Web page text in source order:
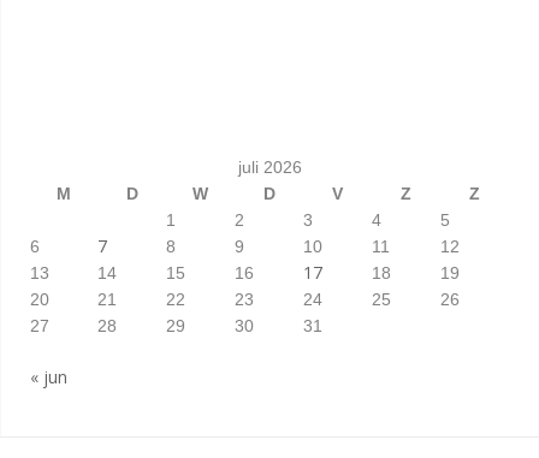
juli 2026
M
D W D V Z
Z
1
2 3 4
5
6
7 8 9 10 11
12
13
14 15 16 17 18
19
20
21 22 23 24 25
26
27
28 29 30 31
« jun